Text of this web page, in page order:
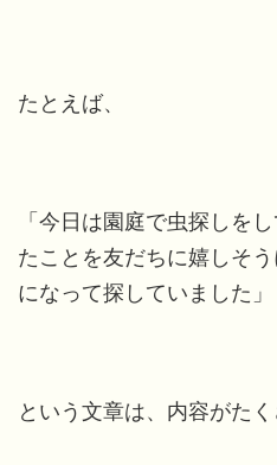
たとえば、
「今日は園庭で虫探しを
たことを友だちに嬉しそ
になって探していました」
という文章は、内容がたく